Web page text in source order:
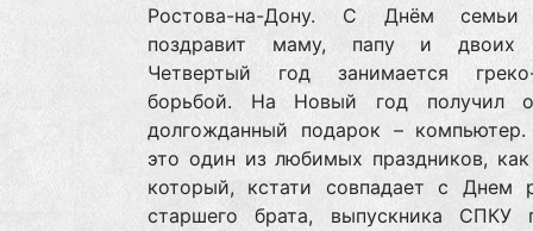
Ростова-на-Дону. С Днём семьи
поздравит маму, папу и двоих
Четвертый год занимается
борьбой. На Новый год получил
долгожданный подарок –
это один из любимых праздников,
который, кстати совпадает с Днем
старшего брата, выпускника СПКУ